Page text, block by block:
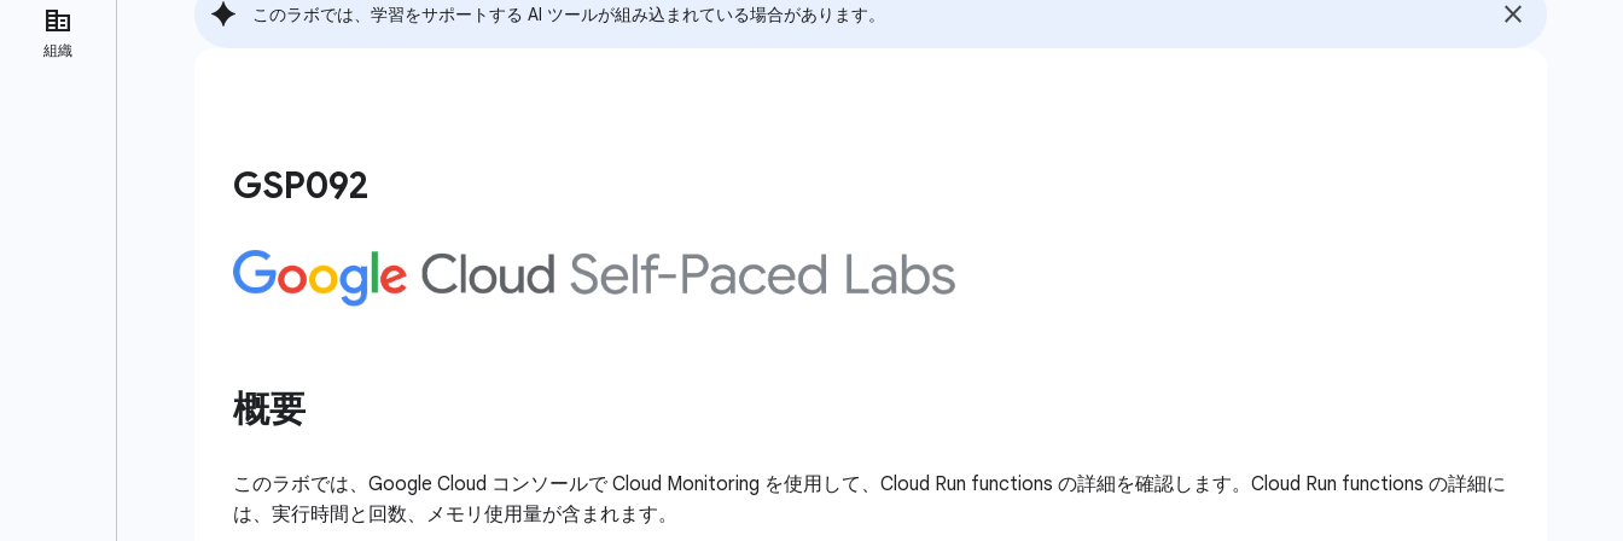
このラボでは、学習をサポートする AI ツールが組み込まれている場合があります。
GSP092
概要
このラボでは、Google Cloud コンソールで Cloud Monitoring を使用して、Cloud Run functions の詳細を確認します。Cloud Run functions の詳細に
は、実行時間と回数、メモリ使用量が含まれます。